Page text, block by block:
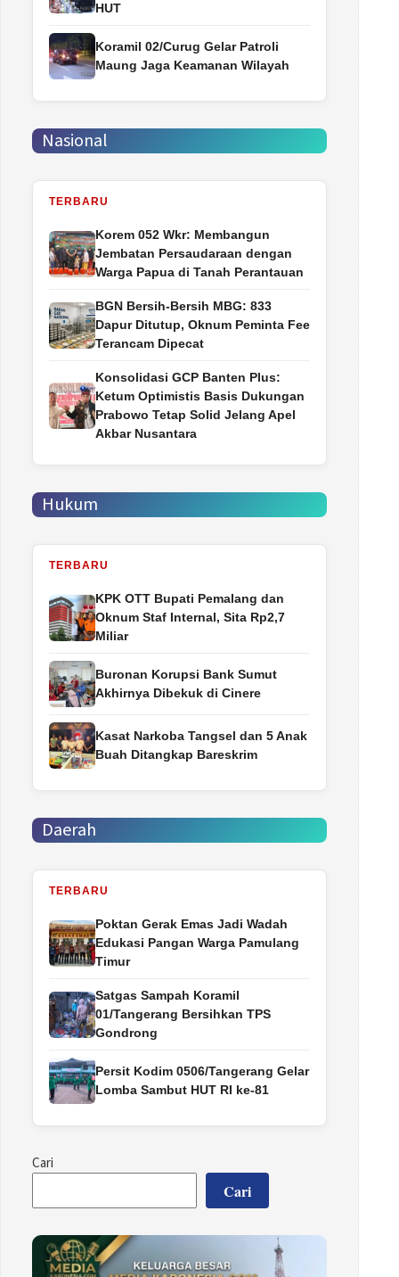
HUT
Koramil 02/Curug Gelar Patroli
Maung Jaga Keamanan Wilayah
Nasional
TERBARU
Korem 052 Wkr: Membangun
Jembatan Persaudaraan dengan
Warga Papua di Tanah Perantauan
BGN Bersih-Bersih MBG: 833
Dapur Ditutup, Oknum Peminta Fee
Terancam Dipecat
Konsolidasi GCP Banten Plus:
Ketum Optimistis Basis Dukungan
Prabowo Tetap Solid Jelang Apel
Akbar Nusantara
Hukum
TERBARU
‎KPK OTT Bupati Pemalang dan
Oknum Staf Internal, Sita Rp2,7
Miliar
Buronan Korupsi Bank Sumut
Akhirnya Dibekuk di Cinere
Kasat Narkoba Tangsel dan 5 Anak
Buah Ditangkap Bareskrim
Daerah
TERBARU
Poktan Gerak Emas Jadi Wadah
Edukasi Pangan Warga Pamulang
Timur
Satgas Sampah Koramil
01/Tangerang Bersihkan TPS
Gondrong
Persit Kodim 0506/Tangerang Gelar
Lomba Sambut HUT RI ke-81
Cari
Cari